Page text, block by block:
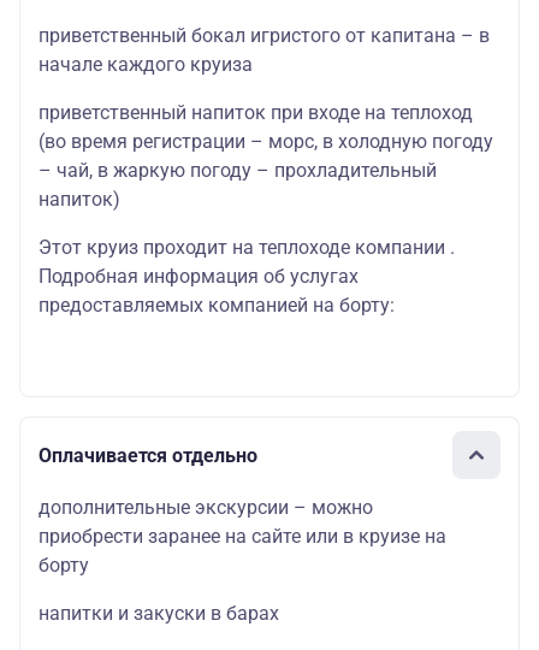
приветственный бокал игристого от капитана – в
начале каждого круиза
приветственный напиток при входе на теплоход
(во время регистрации – морс, в холодную погоду
– чай, в жаркую погоду – прохладительный
напиток)
Этот круиз проходит на теплоходе компании .
Подробная информация об услугах
предоставляемых компанией на борту:
Оплачивается отдельно
дополнительные экскурсии – можно
приобрести заранее на сайте или в круизе на
борту
напитки и закуски в барах